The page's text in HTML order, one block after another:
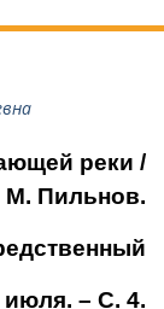
реки /
М. Пильнов.
июля. – С. 4.